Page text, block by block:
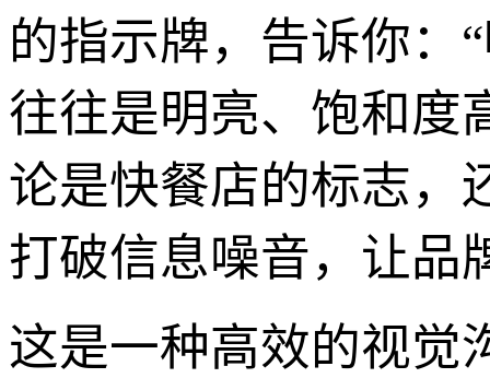
的指示牌，告诉你：
往往是明亮、饱和度
论是快餐店的标志，
打破信息噪音，让品
这是一种高效的视觉